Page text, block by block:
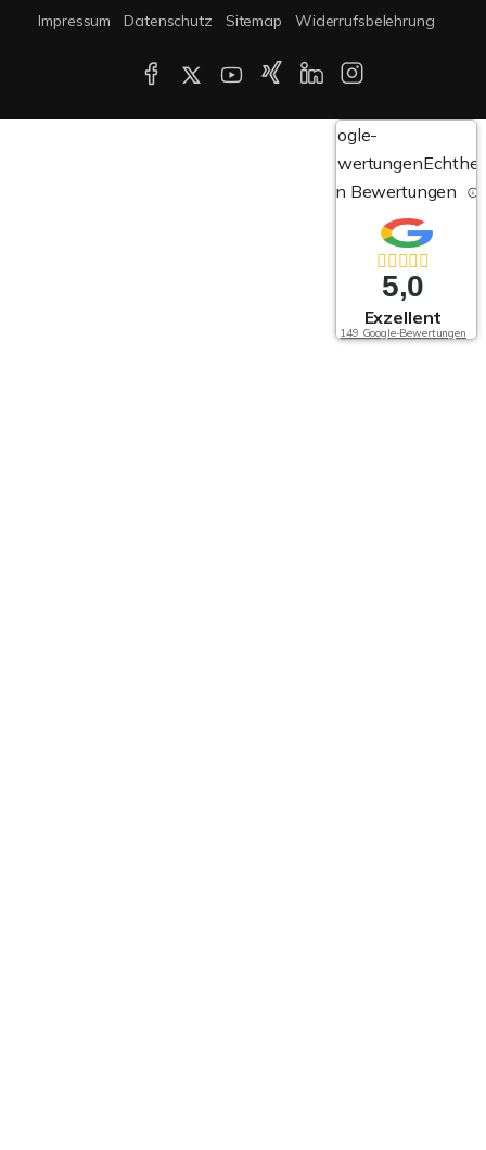
Impressum Datenschutz Sitemap Widerrufsbelehrung
Google-
Bewertungen
von Bewertungen
5,0
Exzellent
149 Google-Bewertungen